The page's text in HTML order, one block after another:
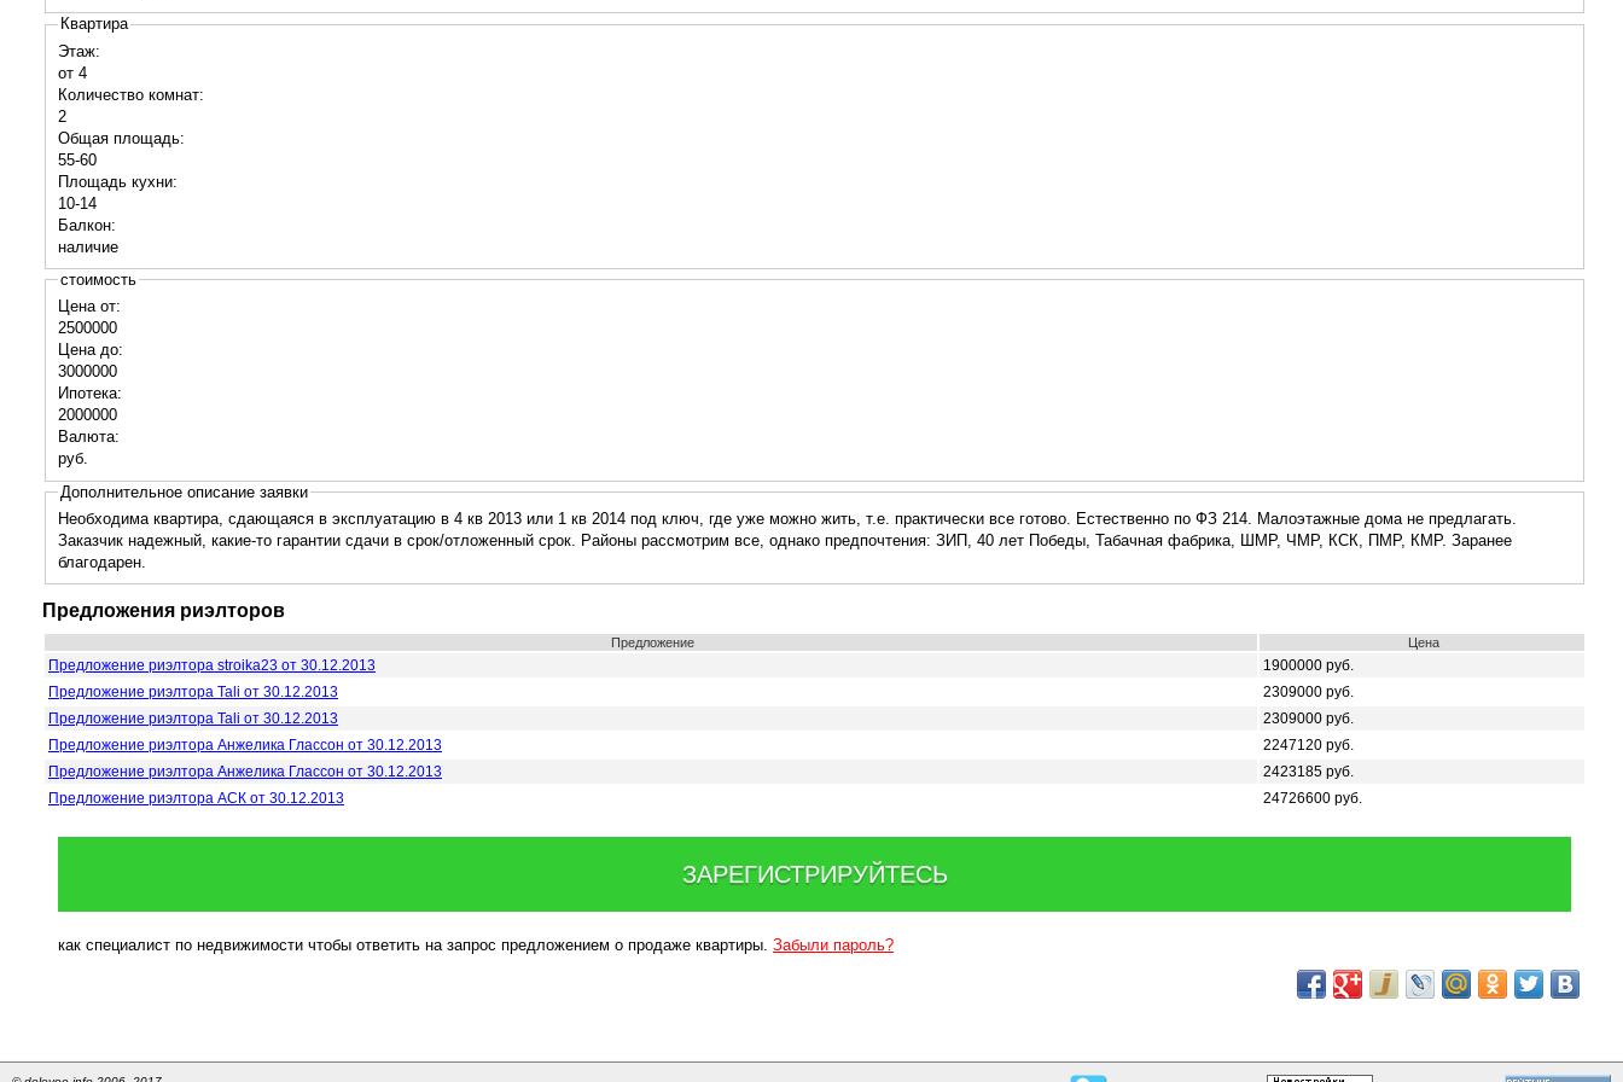
Квартира
Этаж:
от 4
Количество комнат:
2
Общая площадь:
55-60
Площадь кухни:
10-14
Балкон:
наличие
стоимость
Цена от:
2500000
Цена до:
3000000
Ипотека:
2000000
Валюта:
руб.
Дополнительное описание заявки
Необходима квартира, сдающаяся в эксплуатацию в 4 кв 2013 или 1 кв 2014 под ключ, где уже можно жить, т.е. практически все готово. Естественно по ФЗ 214. Малоэтажные дома не предлагать.
Заказчик надежный, какие-то гарантии сдачи в срок/отложенный срок. Районы рассмотрим все, однако предпочтения: ЗИП, 40 лет Победы, Табачная фабрика, ШМР, ЧМР, КСК, ПМР, КМР. Заранее
благодарен.
Предложения риэлторов
Предложение Цена
Предложение риэлтора stroika23 от 30.12.2013
1900000 руб.
Предложение риэлтора Tali от 30.12.2013
2309000 руб.
Предложение риэлтора Tali от 30.12.2013
2309000 руб.
Предложение риэлтора Анжелика Глассон от 30.12.2013
2247120 руб.
Предложение риэлтора Анжелика Глассон от 30.12.2013
2423185 руб.
Предложение риэлтора АСК от 30.12.2013
24726600 руб.
ЗАРЕГИСТРИРУЙТЕСЬ
как специалист по недвижимости чтобы ответить на запрос предложением о продаже квартиры.Забыли пароль?